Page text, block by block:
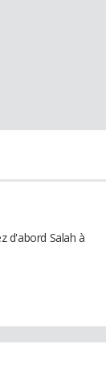
d'abord Salah à